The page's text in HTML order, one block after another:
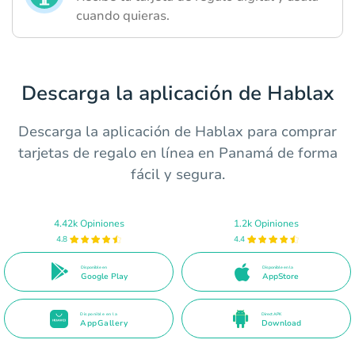
cuando quieras.
Descarga la aplicación de Hablax
Descarga la aplicación de Hablax para comprar
tarjetas de regalo en línea en Panamá de forma
fácil y segura.
4.42k Opiniones
4.8
Disponible en
Google Play
1.2k Opiniones
4.4
Disponible en la
AppStore
Disponible en la
AppGallery
Direct APK
Download